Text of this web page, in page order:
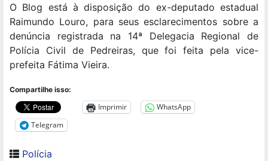
O Blog está à disposição do ex-deputado estadual
Raimundo Louro, para seus esclarecimentos sobre a
denúncia registrada na 14ª Delegacia Regional de
Polícia Civil de Pedreiras, que foi feita pela vice-
prefeita Fátima Vieira.
Compartilhe isso:
Imprimir
WhatsApp
Telegram
Polícia